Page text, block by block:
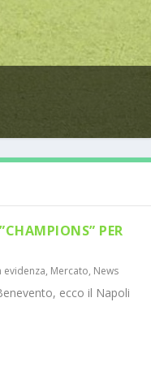
PER
evidenza, Mercato, News
ecco il Napoli